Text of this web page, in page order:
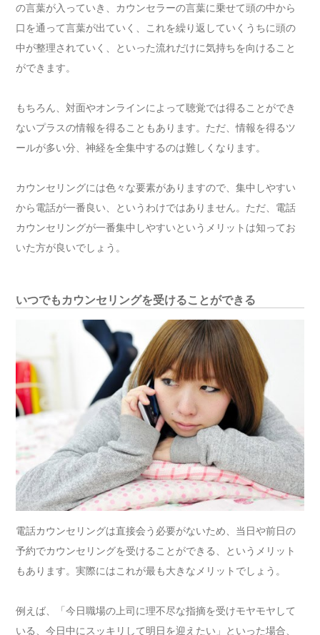
の言葉が入っていき、カウンセラーの言葉に乗せて頭の中から
口を通って言葉が出ていく、これを繰り返していくうちに頭の
中が整理されていく、といった流れだけに気持ちを向けること
ができます。
もちろん、対面やオンラインによって聴覚では得ることができ
ないプラスの情報を得ることもあります。ただ、情報を得るツ
ールが多い分、神経を全集中するのは難しくなります。
カウンセリングには色々な要素がありますので、集中しやすい
から電話が一番良い、というわけではありません。ただ、電話
カウンセリングが一番集中しやすいというメリットは知ってお
いた方が良いでしょう。
いつでもカウンセリングを受けることができる
電話カウンセリングは直接会う必要がないため、当日や前日の
予約でカウンセリングを受けることができる、というメリット
もあります。実際にはこれが最も大きなメリットでしょう。
例えば、「今日職場の上司に理不尽な指摘を受けモヤモヤして
いる、今日中にスッキリして明日を迎えたい」といった場合、